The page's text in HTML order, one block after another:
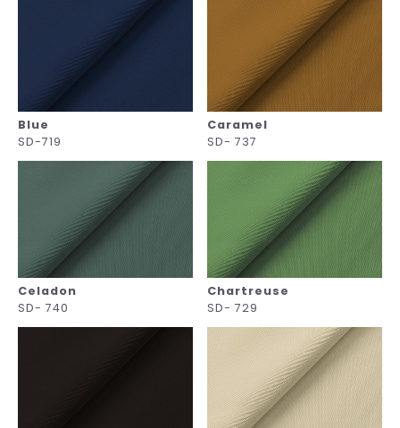
Blue
SD-719
Caramel
SD- 737
Celadon
SD- 740
Chartreuse
SD- 729